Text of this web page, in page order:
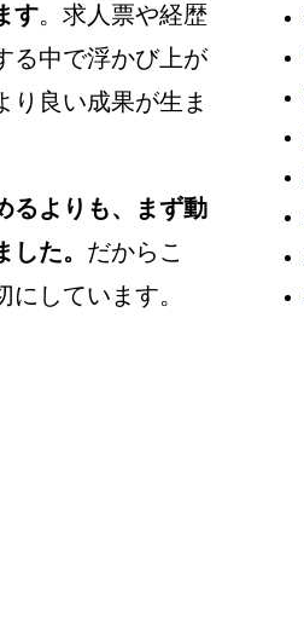
す。求人票や経歴
る中で浮かび上が
り良い成果が生ま
るよりも、まず動
た。 だからこ
しています。